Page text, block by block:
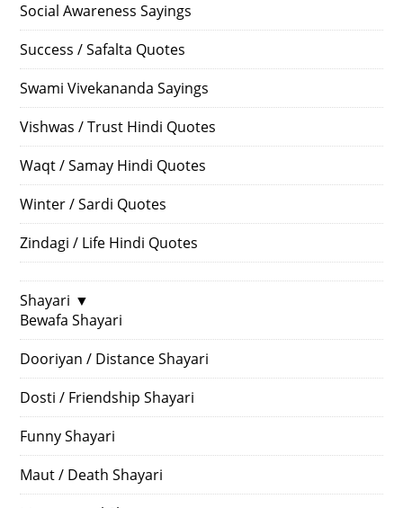
Social Awareness Sayings
Success / Safalta Quotes
Swami Vivekananda Sayings
Vishwas / Trust Hindi Quotes
Waqt / Samay Hindi Quotes
Winter / Sardi Quotes
Zindagi / Life Hindi Quotes
Shayari ▼
Bewafa Shayari
Dooriyan / Distance Shayari
Dosti / Friendship Shayari
Funny Shayari
Maut / Death Shayari